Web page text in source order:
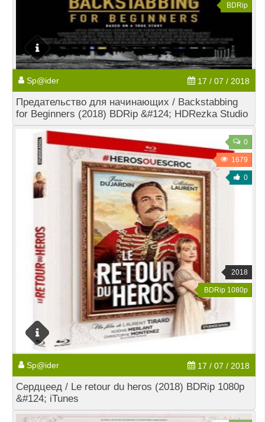
BDRip
Sp@ider 17 / 07 / 2018
Предательство для начинающих / Backstabbing
for Beginners (2018) BDRip &#124; HDRezka Studio
0
1679
0
2018
BDRip 1080p
Sp@ider 17 / 07 / 2018
Сердцеед / Le retour du heros (2018) BDRip 1080p
&#124; iTunes